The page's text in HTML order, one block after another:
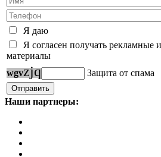
Я даю
Я согласен получать
материалы
wgvzjq Защита от спама
Наши партнеры: